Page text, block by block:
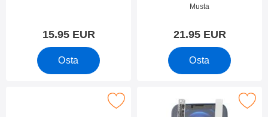
15.95 EUR
Osta
Tuote.nro 41905
Musta
21.95 EUR
Osta
karkaistu lasi näytönsuoja iPhone 13 Pro Max / 14 Plus:lle
Merkitse näytönsuoja iPhone 13